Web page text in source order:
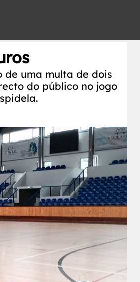
uma multa de dois
do público no jogo